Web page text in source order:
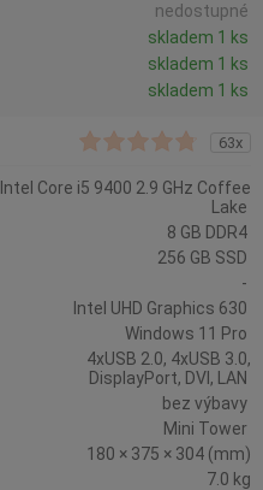
nedostupné
skladem 1 ks
skladem 1 ks
skladem 1 ks
63x
Intel Core i5 9400 2.9 GHz Coffee
Lake
8 GB DDR4
256 GB SSD
-
Intel UHD Graphics 630
Windows 11 Pro
4xUSB 2.0, 4xUSB 3.0,
DisplayPort, DVI, LAN
bez výbavy
Mini Tower
180 × 375 × 304 (mm)
7.0 kg